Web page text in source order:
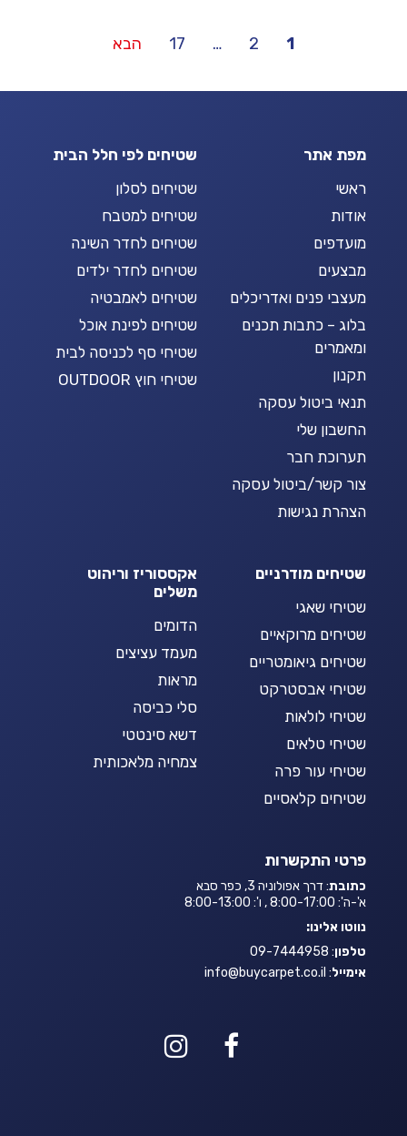
1
2
…
17 הבא
מפת אתר
ראשי
אודות
מועדפים
מבצעים
מעצבי פנים ואדריכלים
בלוג – כתבות תכנים
ומאמרים
תקנון
תנאי ביטול עסקה
החשבון שלי
תערוכת חבר
צור קשר/ביטול עסקה
הצהרת נגישות
שטיחים לפי חלל הבית
שטיחים לסלון
שטיחים למטבח
שטיחים לחדר השינה
שטיחים לחדר ילדים
שטיחים לאמבטיה
שטיחים לפינת אוכל
שטיחי סף לכניסה לבית
שטיחי חוץ OUTDOOR
שטיחים מודרניים
שטיחי שאגי
שטיחים מרוקאיים
שטיחים גיאומטריים
שטיחי אבסטרקט
שטיחי לולאות
שטיחי טלאים
שטיחי עור פרה
שטיחים קלאסיים
אקססוריז וריהוט
משלים
הדומים
מעמד עציצים
מראות
סלי כביסה
דשא סינטטי
צמחיה מלאכותית
פרטי התקשרות
כתובת: דרך אפולוניה 3, כפר סבא
א'-ה': 8:00-17:00 , ו': 8:00-13:00
נווטו אלינו:
טלפון: 09-7444958
אימייל:
info@buycarpet.co.il